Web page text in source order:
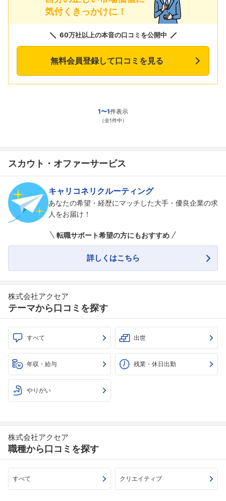
気付くきっかけに！
60万社以上の本音の口コミを公開中
無料会員登録して口コミを見る
1〜1件表示
（全1件中）
スカウト・オファーサービス
キャリコネリクルーティング
あなたの希望・経歴にマッチした大手・優良企業の求
人をお届け！
転職サポート希望の方にもおすすめ
詳しくはこちら
株式会社アクセア
テーマから口コミを探す
すべて 出世
年収・給与 残業・休日出勤
やりがい
株式会社アクセア
職種から口コミを探す
すべて クリエイティブ